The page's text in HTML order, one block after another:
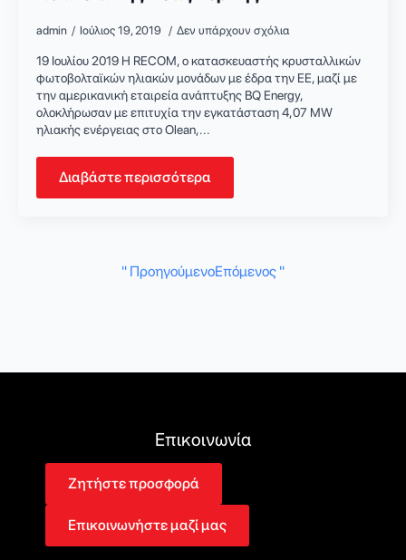
admin Ιούλιος 19, 2019 Δεν υπάρχουν σχόλια
19 Ιουλίου 2019 Η RECOM, ο κατασκευαστής κρυσταλλικών
φωτοβολταϊκών ηλιακών μονάδων με έδρα την ΕΕ, μαζί με
την αμερικανική εταιρεία ανάπτυξης BQ Energy,
ολοκλήρωσαν με επιτυχία την εγκατάσταση 4,07 MW
ηλιακής ενέργειας στο Olean,...
Διαβάστε περισσότερα
" ΠροηγούμενοΕπόμενος "
Επικοινωνία
Ζητήστε προσφορά
Επικοινωνήστε μαζί μας